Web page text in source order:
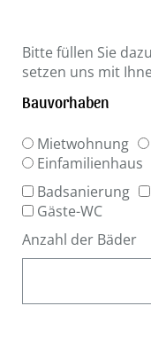
Bitte füllen Sie
setzen uns mit
Bauvorhaben
Mietwohnung
Einfamilienhaus
Badsanierung
Gäste-WC
Anzahl der Bäder